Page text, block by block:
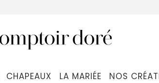
CHAPEAUX LA MARIÉE NOS